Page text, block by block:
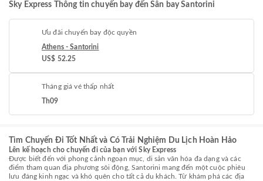
Sky Express Thông tin chuyến bay đến Sân bay Santorini
Ưu đãi chuyến bay độc quyền
Athens - Santorini
US$ 52.25
Tháng giá vé thấp nhất
Th09
Tìm Chuyến Đi Tốt Nhất và Có Trải Nghiệm Du Lịch Hoàn Hảo
Lên kế hoạch cho chuyến đi của bạn với Sky Express
Được biết đến với phong cảnh ngoạn mục, di sản văn hóa đa dạng và các
điểm tham quan địa phương sôi động, Santorini mang đến một cuộc phiêu
lưu đáng kinh ngạc và khó quên cho tất cả du khách. Từ khám phá các địa